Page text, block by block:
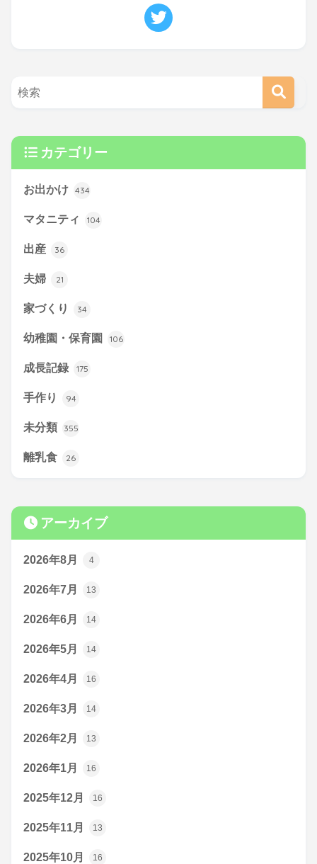
カテゴリー
お出かけ 434
マタニティ 104
出産 36
夫婦 21
家づくり 34
幼稚園・保育園 106
成長記録 175
手作り 94
未分類 355
離乳食 26
アーカイブ
2026年8月 4
2026年7月 13
2026年6月 14
2026年5月 14
2026年4月 16
2026年3月 14
2026年2月 13
2026年1月 16
2025年12月 16
2025年11月 13
2025年10月 16